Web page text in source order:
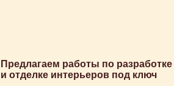
Предлагаем работы по
и отделке интерьеров под ключ